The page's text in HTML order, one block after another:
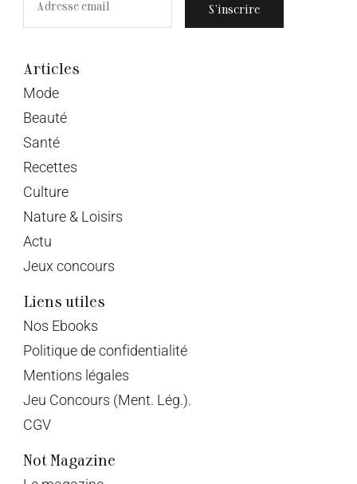
S’inscrire
Articles
Mode
Beauté
Santé
Recettes
Culture
Nature & Loisirs
Actu
Jeux concours
Liens utiles
Nos Ebooks
Politique de confidentialité
Mentions légales
Jeu Concours (Ment. Lég.).
CGV
Not Magazine